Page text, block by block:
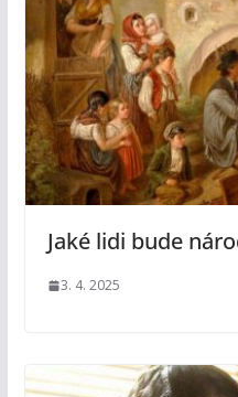
Jaké lidi bude
3. 4. 2025